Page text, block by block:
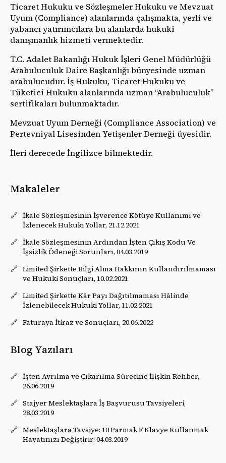
Ticaret Hukuku ve Sözleşmeler Hukuku ve Mevzuat
Uyum (Compliance) alanlarında çalışmakta, yerli ve
yabancı yatırımcılara bu alanlarda hukuki
danışmanlık hizmeti vermektedir.
T.C. Adalet Bakanlığı Hukuk İşleri Genel Müdürlüğü
Arabuluculuk Daire Başkanlığı bünyesinde uzman
arabulucudur. İş Hukuku, Ticaret Hukuku ve
Tüketici Hukuku alanlarında uzman “Arabuluculuk”
sertifikaları bulunmaktadır.
Mevzuat Uyum Derneği (Compliance Association) ve
Pertevniyal Lisesinden Yetişenler Derneği üyesidir.
İleri derecede İngilizce bilmektedir.
Makaleler
İkale Sözleşmesinin İşverence Kötüye Kullanımı ve
İzlenecek Hukuki Yollar, 21.12.2021
İkale Sözleşmesinin Ardından İşten Çıkış Kodu Ve
İşsizlik Ödeneği Sorunları, 04.03.2019
Limited Şirkette Bilgi Alma Hakkının Kullandırılmaması
ve Hukuki Sonuçları, 10.02.2021
Limited Şirkette Kâr Payı Dağıtılmaması Hâlinde
İzlenebilecek Hukuki Yollar, 11.02.2021
Faturaya İtiraz ve Sonuçları, 20.06.2022
Blog Yazıları
İşten Ayrılma ve Çıkarılma Sürecine İlişkin Rehber,
26.06.2019
Stajyer Meslektaşlara İş Başvurusu Tavsiyeleri,
28.03.2019
Meslektaşlara Tavsiye: 10 Parmak F Klavye Kullanmak
Hayatınızı Değiştirir! 04.03.2019